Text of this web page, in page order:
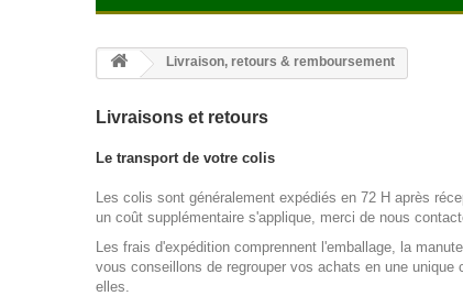
Livraison, retours & remboursement
Livraisons et retours
Le transport de votre colis
Les colis sont généralement expédiés en 72 H après
un coût supplémentaire s'applique, merci de nous
Les frais d'expédition comprennent l'emballage, la
vous conseillons de regrouper vos achats en une
elles.